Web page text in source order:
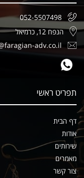
052-5507498
הנפח 12, כרמיאל
adv.co.il
תפריט ראשי
דף הבית
אודות
שירותים
מאמרים
צור קשר